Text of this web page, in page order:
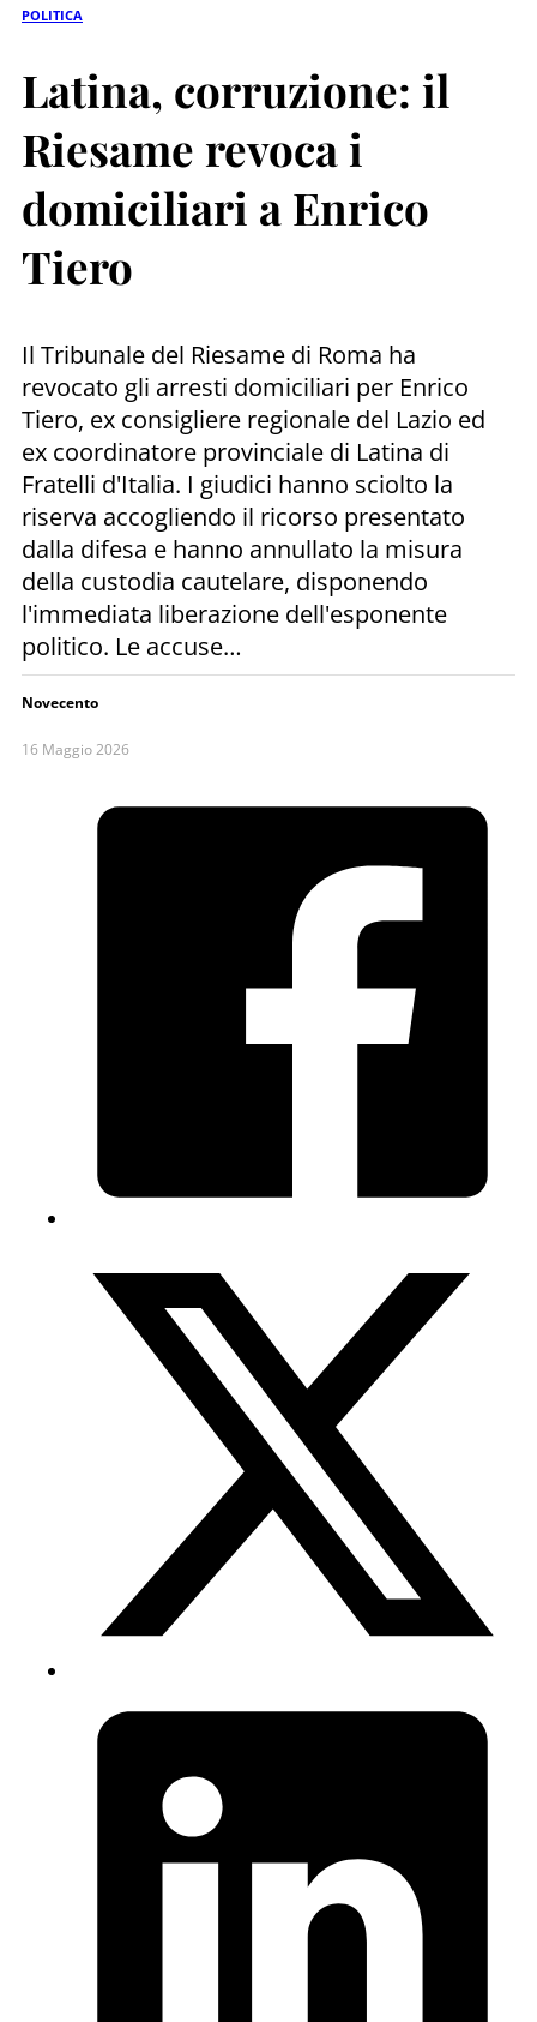
POLITICA
Latina, corruzione: il
Riesame revoca i
domiciliari a Enrico
Tiero
Il Tribunale del Riesame di Roma ha
revocato gli arresti domiciliari per Enrico
Tiero, ex consigliere regionale del Lazio ed
ex coordinatore provinciale di Latina di
Fratelli d'Italia. I giudici hanno sciolto la
riserva accogliendo il ricorso presentato
dalla difesa e hanno annullato la misura
della custodia cautelare, disponendo
l'immediata liberazione dell'esponente
politico. Le accuse…
Novecento
16 Maggio 2026